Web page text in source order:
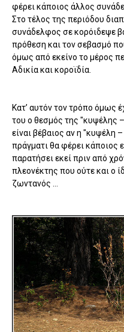
φέρει κάποιος άλλος
Στο τέλος της περιόδου
συνάδελφος σε κορόιδεψε
πρόθεση και τον σεβασμό
όμως από εκείνο το μέρος
Αδικία και κοροϊδία.
Κατ’ αυτόν τον τρόπο όμως
του ο θεσμός της "κυψέλης –
είναι βέβαιος αν η "κυψέλη
πράγματι θα φέρει κάποιος
παρατήσει εκεί πριν από
πλεονέκτης που ούτε και ο
ζωντανός …